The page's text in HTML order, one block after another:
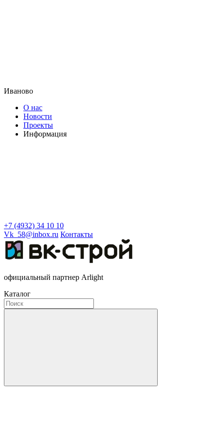
Иваново
О нас
Новости
Проекты
Информация
+7 (4932) 34 10 10
Vk_58@inbox.ru Контакты
официальный партнер Arlight
Каталог